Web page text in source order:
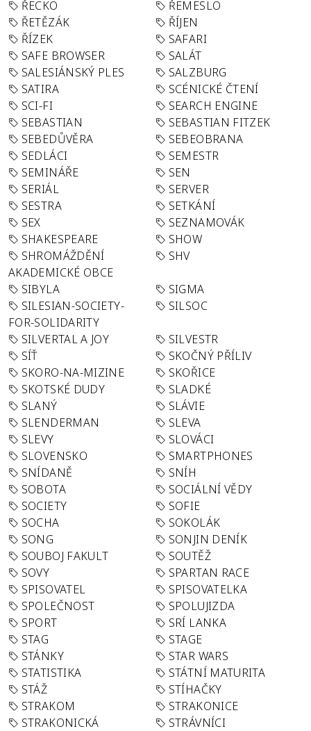
ŘECKO
ŘEMESLO
ŘETĚZÁK
ŘÍJEN
ŘÍZEK
SAFARI
SAFE BROWSER
SALÁT
SALESIÁNSKÝ PLES
SALZBURG
SATIRA
SCÉNICKÉ ČTENÍ
SCI-FI
SEARCH ENGINE
SEBASTIAN
SEBASTIAN FITZEK
SEBEDŮVĚRA
SEBEOBRANA
SEDLÁCI
SEMESTR
SEMINÁŘE
SEN
SERIÁL
SERVER
SESTRA
SETKÁNÍ
SEX
SEZNAMOVÁK
SHAKESPEARE
SHOW
SHROMÁŽDĚNÍ
AKADEMICKÉ OBCE
SHV
SIBYLA
SIGMA
SILESIAN-SOCIETY-
FOR-SOLIDARITY
SILSOC
SILVERTAL A JOY
SILVESTR
SÍŤ
SKOČNÝ PŘÍLIV
SKORO-NA-MIZINE
SKOŘICE
SKOTSKÉ DUDY
SLADKÉ
SLANÝ
SLÁVIE
SLENDERMAN
SLEVA
SLEVY
SLOVÁCI
SLOVENSKO
SMARTPHONES
SNÍDANĚ
SNÍH
SOBOTA
SOCIÁLNÍ VĚDY
SOCIETY
SOFIE
SOCHA
SOKOLÁK
SONG
SONJIN DENÍK
SOUBOJ FAKULT
SOUTĚŽ
SOVY
SPARTAN RACE
SPISOVATEL
SPISOVATELKA
SPOLEČNOST
SPOLUJIZDA
SPORT
SRÍ LANKA
STAG
STAGE
STÁNKY
STAR WARS
STATISTIKA
STÁTNÍ MATURITA
STÁŽ
STÍHAČKY
STRAKOM
STRAKONICE
STRAKONICKÁ
STRÁVNÍCI